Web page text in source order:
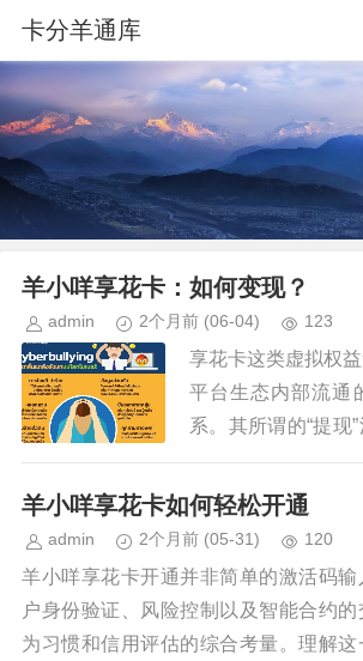
卡分羊通库
羊小咩享花卡：如何变现？
admin 2个月前 (06-04) 123
享花卡这类虚拟权
平台生态内部流通
系。其所谓的“提现
个简单的按键操作
产价值变现过程。
羊小咩享花卡如何轻松开通
admin 2个月前 (05-31) 120
羊小咩享花卡开通并非简单的激活码输
户身份验证、风险控制以及智能合约
为习惯和信用评估的综合考量。理解这